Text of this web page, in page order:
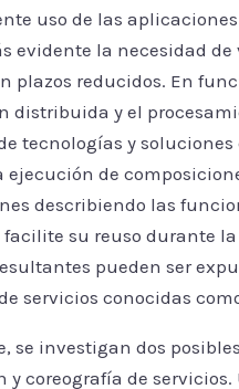
uso de las
evidente la necesidad
plazos reducidos. En
distribuida y el
tecnologías y
ejecución de
describiendo las
su reuso durante
pueden ser
servicios conocidas
se investigan dos
y coreografía de